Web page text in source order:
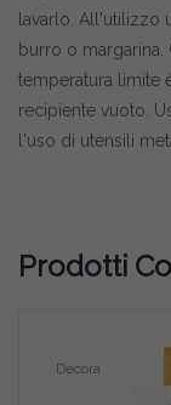
lavarlo. All'utilizzo
burro o
temperatura limite
recipiente vuoto.
l'uso di utensili
Prodotti
Decora